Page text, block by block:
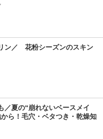
ン／　花粉シーズンのスキン
／夏の“崩れないベースメイ
ら！毛穴・ベタつき・乾燥知